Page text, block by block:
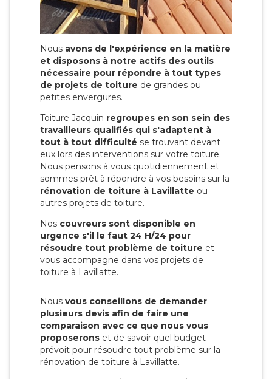
Nous avons de l'expérience en la matière
et disposons à notre actifs des outils
nécessaire pour répondre à tout types
de projets de toiture de grandes ou
petites envergures.
Toiture Jacquin regroupes en son sein des
travailleurs qualifiés qui s'adaptent à
tout à tout difficulté se trouvant devant
eux lors des interventions sur votre toiture.
Nous pensons à vous quotidiennement et
sommes prêt à répondre à vos besoins sur la
rénovation de toiture à Lavillatte ou
autres projets de toiture.
Nos couvreurs sont disponible en
urgence s'il le faut 24 H/24 pour
résoudre tout problème de toiture et
vous accompagne dans vos projets de
toiture à Lavillatte.
Nous vous conseillons de demander
plusieurs devis afin de faire une
comparaison avec ce que nous vous
proposerons et de savoir quel budget
prévoit pour résoudre tout problème sur la
rénovation de toiture à Lavillatte.